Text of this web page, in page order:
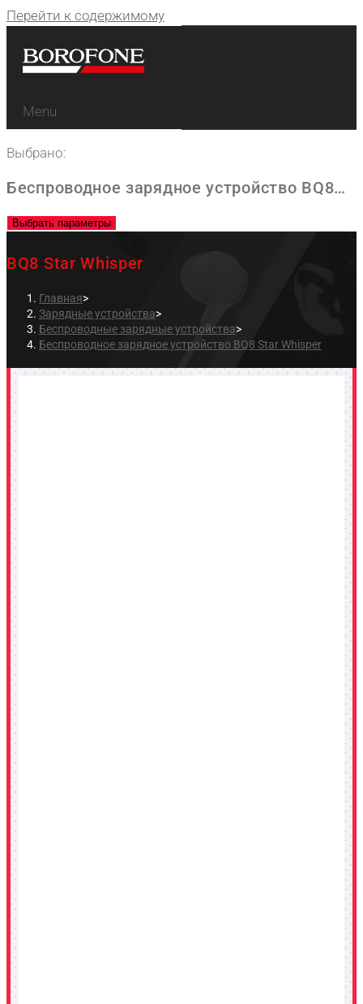
Перейти к содержимому
Menu
Выбрано:
Беспроводное зарядное устройство BQ8…
Выбрать параметры
BQ8 Star Whisper
Главная>
Зарядные устройства>
Беспроводные зарядные устройства>
Беспроводное зарядное устройство BQ8 Star Whisper